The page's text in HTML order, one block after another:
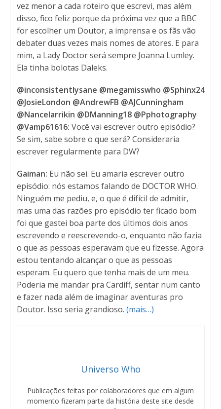
vez menor a cada roteiro que escrevi, mas além
disso, fico feliz porque da próxima vez que a BBC
for escolher um Doutor, a imprensa e os fãs vão
debater duas vezes mais nomes de atores. E para
mim, a Lady Doctor será sempre Joanna Lumley.
Ela tinha bolotas Daleks.
@inconsistentlysane @megamisswho @Sphinx24
@JosieLondon @AndrewFB @AJCunningham
@Nancelarrikin @DManning18 @Pphotography
@Vamp61616: Você vai escrever outro episódio?
Se sim, sabe sobre o que será? Consideraria
escrever regularmente para DW?
Gaiman: Eu não sei. Eu amaria escrever outro
episódio: nós estamos falando de DOCTOR WHO.
Ninguém me pediu, e, o que é difícil de admitir,
mas uma das razões pro episódio ter ficado bom
foi que gastei boa parte dos últimos dois anos
escrevendo e reescrevendo-o, enquanto não fazia
o que as pessoas esperavam que eu fizesse. Agora
estou tentando alcançar o que as pessoas
esperam. Eu quero que tenha mais de um meu.
Poderia me mandar pra Cardiff, sentar num canto
e fazer nada além de imaginar aventuras pro
Doutor. Isso seria grandioso. (mais…)
Universo Who
Publicações feitas por colaboradores que em algum
momento fizeram parte da história deste site desde